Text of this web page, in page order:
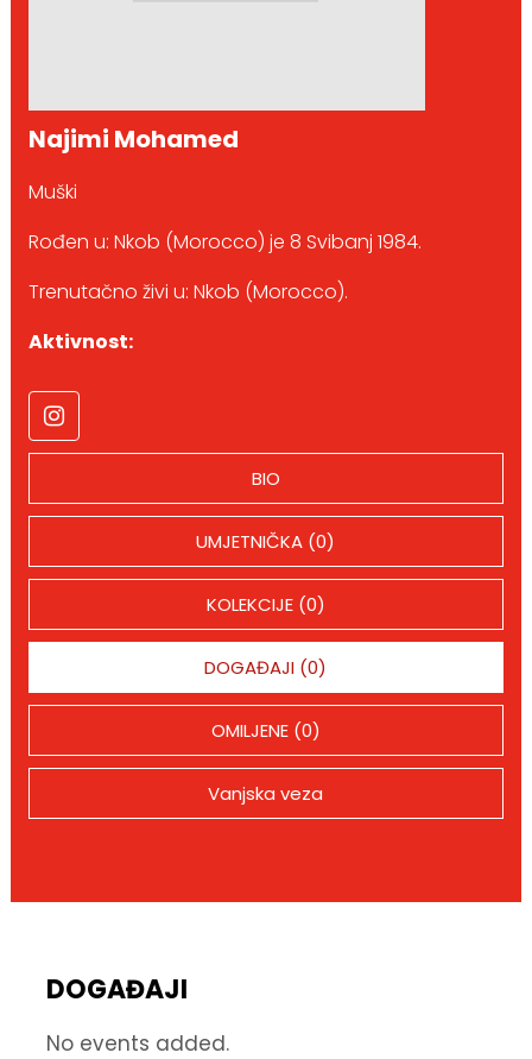
Najimi Mohamed
Muški
Rođen u: Nkob (Morocco) je 8 Svibanj 1984.
Trenutačno živi u: Nkob (Morocco).
Aktivnost:
BIO
UMJETNIČKA (0)
KOLEKCIJE (0)
DOGAĐAJI (0)
OMILJENE (0)
Vanjska veza
DOGAĐAJI
No events added.